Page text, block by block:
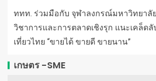
ททท. ร่วมมือกับ จุฬาลงกรณ์มหาวิทยาลั
วิชาการและการตลาดเชิงรุก แนะเคล็ด
เที่ยวไทย “ขายได้ ขายดี ขายนาน”
เกษตร -SME